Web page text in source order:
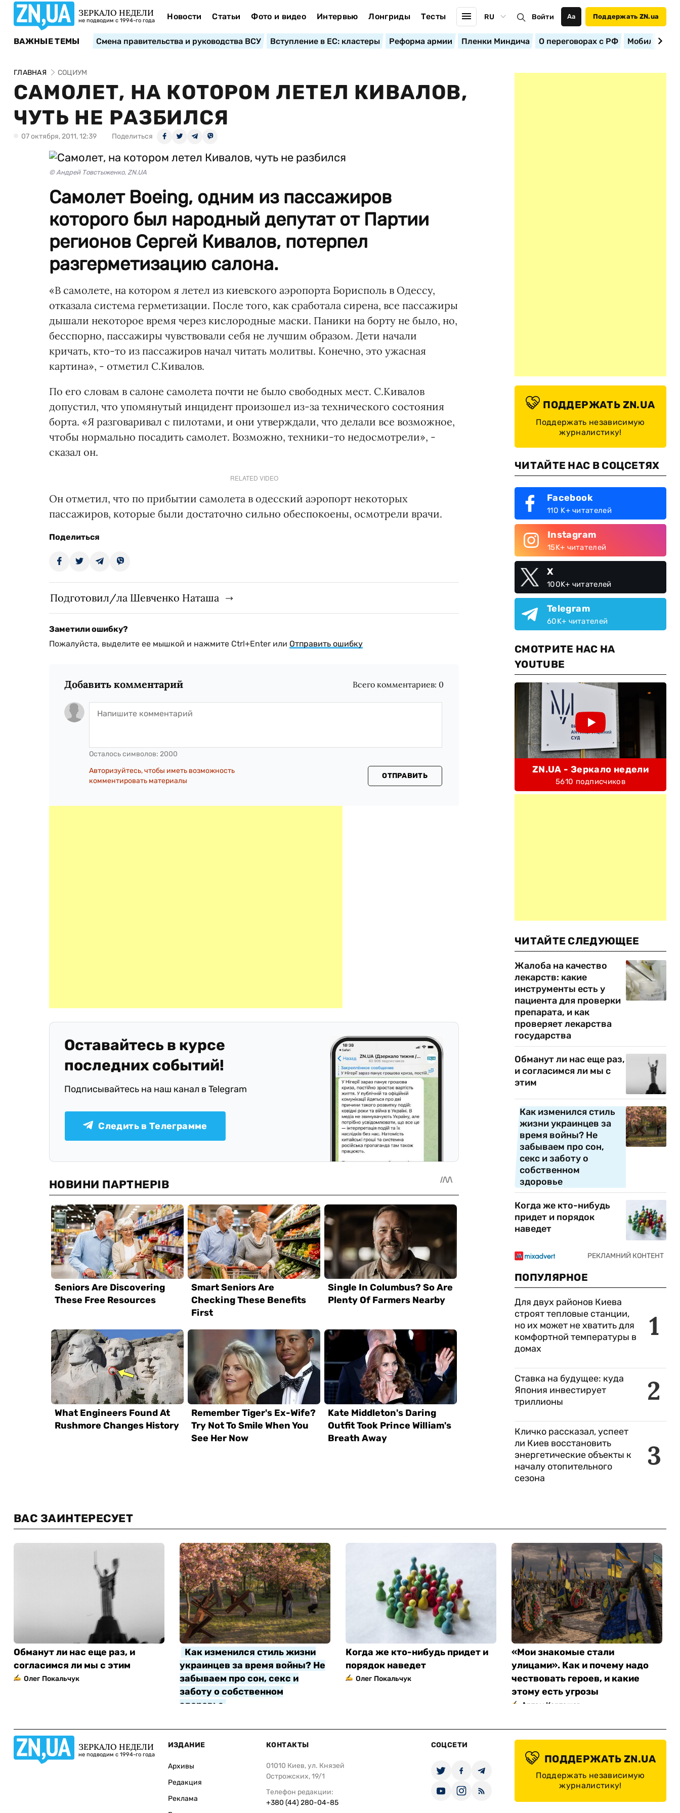
ЗЕРКАЛО НЕДЕЛИ
не подводим с 1994-го года Новости Статьи Фото и видео Интервью Лонгриды Тесты RU Войти Аа Поддержать ZN.ua
ВАЖНЫЕ ТЕМЫ Смена правительства и руководства ВСУ Вступление в ЕС: кластеры Реформа армии Пленки Миндича О переговорах с РФ
ГЛАВНАЯ СОЦИУМ
САМОЛЕТ, НА КОТОРОМ ЛЕТЕЛ КИВАЛОВ,
ЧУТЬ НЕ РАЗБИЛСЯ
07 октября, 2011, 12:39 Поделиться
© Андрей Товстыженко, ZN.UA
Самолет Boeing, одним из пассажиров
которого был народный депутат от Партии
регионов Сергей Кивалов, потерпел
разгерметизацию салона.
«В самолете, на котором я летел из киевского аэропорта Борисполь в Одессу,
отказала система герметизации. После того, как сработала сирена, все пассажиры
дышали некоторое время через кислородные маски. Паники на борту не было, но,
бесспорно, пассажиры чувствовали себя не лучшим образом. Дети начали
кричать, кто-то из пассажиров начал читать молитвы. Конечно, это ужасная
картина», - отметил C.Кивалов.
По его словам в салоне самолета почти не было свободных мест. С.Кивалов
допустил, что упомянутый инцидент произошел из-за технического состояния
борта. «Я разговаривал с пилотами, и они утверждали, что делали все возможное,
чтобы нормально посадить самолет. Возможно, техники-то недосмотрели», -
сказал он.
RELATED VIDEO
Он отметил, что по прибытии самолета в одесский аэропорт некоторых
пассажиров, которые были достаточно сильно обеспокоены, осмотрели врачи.
Поделиться
Подготовил/ла Шевченко Наташа
Заметили ошибку?
Пожалуйста, выделите ее мышкой и нажмите Ctrl+Enter или Отправить ошибку
Добавить комментарий Всего комментариев: 0
Осталось символов: 2000
Авторизуйтесь, чтобы иметь возможность
комментировать материалы
ОТПРАВИТЬ
Оставайтесь в курсе
последних событий!
Подписывайтесь на наш канал в Telegram
Следить в Телеграмме
ПОДДЕРЖАТЬ ZN.UA
Поддержать независимую
журналистику!
ЧИТАЙТЕ НАС В СОЦСЕТЯХ
Facebook
110 K+ читателей
Instagram
15K+ читателей
X
100K+ читателей
Telegram
60K+ читателей
СМОТРИТЕ НАС НА
YOUTUBE
ZN.UA - Зеркало недели
5610 подписчиков
ЧИТАЙТЕ СЛЕДУЮЩЕЕ
Жалоба на качество
лекарств: какие
инструменты есть у
пациента для проверки
препарата, и как
проверяет лекарства
государства
Обманут ли нас еще раз,
и согласимся ли мы с
этим
Как изменился стиль
жизни украинцев за
время войны? Не
забываем про сон,
секс и заботу о
собственном
здоровье
Когда же кто-нибудь
придет и порядок
наведет
ПОПУЛЯРНОЕ
1
Для двух районов Киева
строят тепловые станции,
но их может не хватить для
комфортной температуры в
домах
2
Ставка на будущее: куда
Япония инвестирует
триллионы
3
Кличко рассказал, успеет
ли Киев восстановить
энергетические объекты к
началу отопительного
сезона
ВАС ЗАИНТЕРЕСУЕТ
Обманут ли нас еще раз, и
согласимся ли мы с этим
Олег Покальчук
Как изменился стиль жизни
украинцев за время войны? Не
забываем про сон, секс и
заботу о собственном
здоровье
Когда же кто-нибудь придет и
порядок наведет
Олег Покальчук
«Мои знакомые стали
улицами». Как и почему надо
чествовать героев, и какие
этому есть угрозы
Артем Карташов
ЗЕРКАЛО НЕДЕЛИ
не подводим с 1994-го года
ИЗДАНИЕ
Архивы
Редакция
Реклама
КОНТАКТЫ
01010 Киев, ул. Князей
Острожских, 19/1
Телефон редакции:
+380 (44) 280-04-85
СОЦСЕТИ
ПОДДЕРЖАТЬ ZN.UA
Поддержать независимую
журналистику!